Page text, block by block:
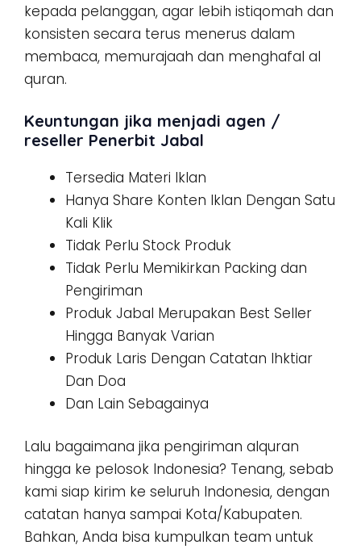
kepada pelanggan, agar lebih istiqomah dan
konsisten secara terus menerus dalam
membaca, memurajaah dan menghafal al
quran.
Keuntungan jika menjadi agen /
reseller Penerbit Jabal
Tersedia Materi Iklan
Hanya Share Konten Iklan Dengan Satu
Kali Klik
Tidak Perlu Stock Produk
Tidak Perlu Memikirkan Packing dan
Pengiriman
Produk Jabal Merupakan Best Seller
Hingga Banyak Varian
Produk Laris Dengan Catatan Ihktiar
Dan Doa
Dan Lain Sebagainya
Lalu bagaimana jika pengiriman alquran
hingga ke pelosok Indonesia? Tenang, sebab
kami siap kirim ke seluruh Indonesia, dengan
catatan hanya sampai Kota/Kabupaten.
Bahkan, Anda bisa kumpulkan team untuk